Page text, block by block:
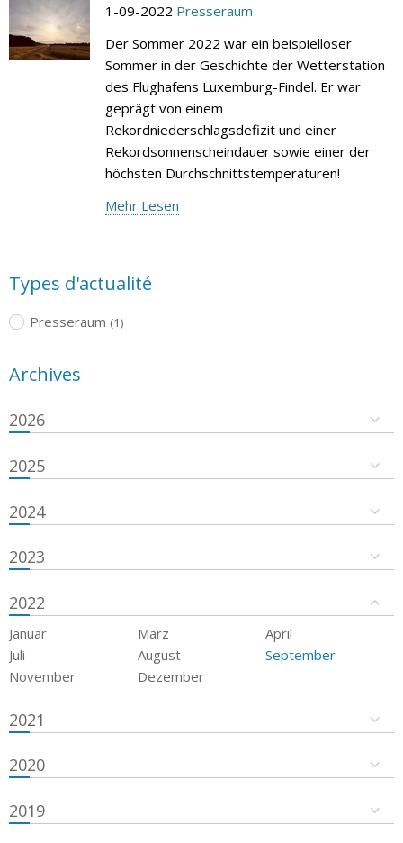
1-09-2022 Presseraum
Der Sommer 2022 war ein beispielloser
Sommer in der Geschichte der Wetterstation
des Flughafens Luxemburg-Findel. Er war
geprägt von einem
Rekordniederschlagsdefizit und einer
Rekordsonnenscheindauer sowie einer der
höchsten Durchschnittstemperaturen!
Mehr Lesen
Types d'actualité
Presseraum (1)
Archives
2026
2025
2024
2023
2022
Januar März
April
Juli
August
September
November
Dezember
2021
2020
2019